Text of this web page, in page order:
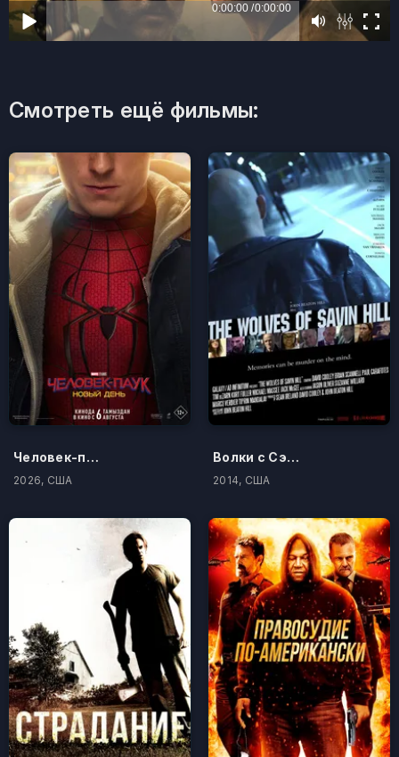
Смотреть ещё фильмы:
Человек-паук: Новый день
2026, США
Волки с Сэйвин-Хилл
2014, США